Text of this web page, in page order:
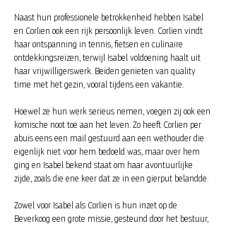
Naast hun professionele betrokkenheid hebben Isabel
en Corlien ook een rijk persoonlijk leven. Corlien vindt
haar ontspanning in tennis, fietsen en culinaire
ontdekkingsreizen, terwijl Isabel voldoening haalt uit
haar vrijwilligerswerk. Beiden genieten van quality
time met het gezin, vooral tijdens een vakantie.
Hoewel ze hun werk serieus nemen, voegen zij ook een
komische noot toe aan het leven. Zo heeft Corlien per
abuis eens een mail gestuurd aan een wethouder die
eigenlijk niet voor hem bedoeld was, maar over hem
ging en Isabel bekend staat om haar avontuurlijke
zijde, zoals die ene keer dat ze in een gierput belandde.
Zowel voor Isabel als Corlien is hun inzet op de
Beverkoog een grote missie, gesteund door het bestuur,